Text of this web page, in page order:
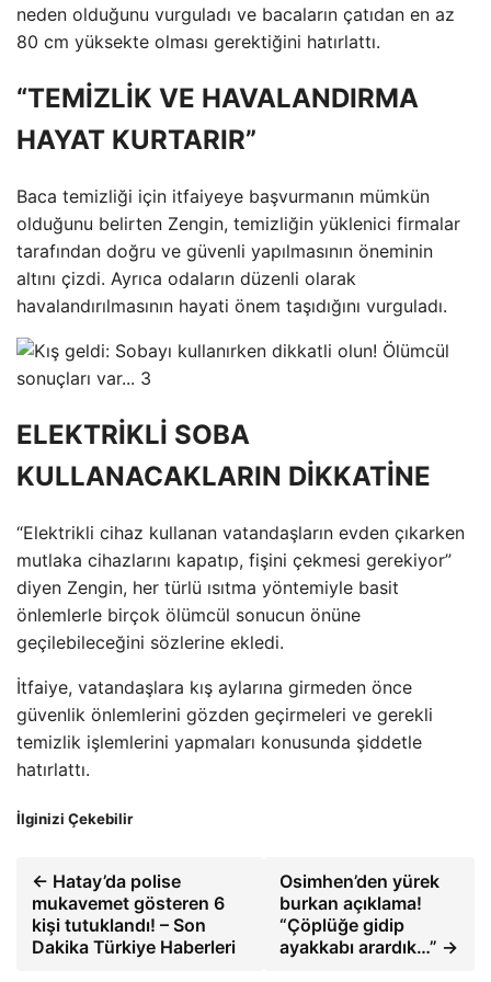
neden olduğunu vurguladı ve bacaların çatıdan en az
80 cm yüksekte olması gerektiğini hatırlattı.
“TEMİZLİK VE HAVALANDIRMA
HAYAT KURTARIR”
Baca temizliği için itfaiyeye başvurmanın mümkün
olduğunu belirten Zengin, temizliğin yüklenici firmalar
tarafından doğru ve güvenli yapılmasının öneminin
altını çizdi. Ayrıca odaların düzenli olarak
havalandırılmasının hayati önem taşıdığını vurguladı.
ELEKTRİKLİ SOBA
KULLANACAKLARIN DİKKATİNE
“Elektrikli cihaz kullanan vatandaşların evden çıkarken
mutlaka cihazlarını kapatıp, fişini çekmesi gerekiyor”
diyen Zengin, her türlü ısıtma yöntemiyle basit
önlemlerle birçok ölümcül sonucun önüne
geçilebileceğini sözlerine ekledi.
İtfaiye, vatandaşlara kış aylarına girmeden önce
güvenlik önlemlerini gözden geçirmeleri ve gerekli
temizlik işlemlerini yapmaları konusunda şiddetle
hatırlattı.
İlginizi Çekebilir
← Hatay’da polise
mukavemet gösteren 6
kişi tutuklandı! – Son
Dakika Türkiye Haberleri
Osimhen’den yürek
burkan açıklama!
“Çöplüğe gidip
ayakkabı arardık…” →